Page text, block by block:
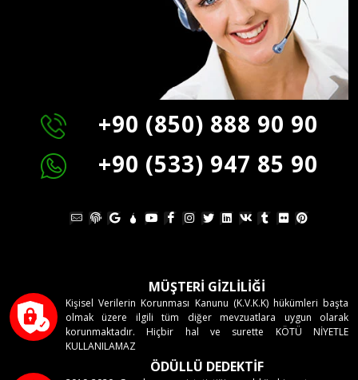
+90 (850) 888 90 90
+90 (533) 947 85 90
MÜŞTERİ GİZLİLİĞİ
Kişisel Verilerin Korunması Kanunu (K.V.K.K) hükümleri başta
olmak üzere ilgili tüm diğer mevzuatlara uygun olarak
korunmaktadır. Hiçbir hal ve surette KÖTÜ NİYETLE
KULLANILAMAZ
ÖDÜLLÜ DEDEKTİF